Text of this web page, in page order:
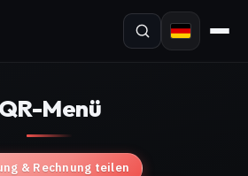
QR-Menü
& Rechnung teilen